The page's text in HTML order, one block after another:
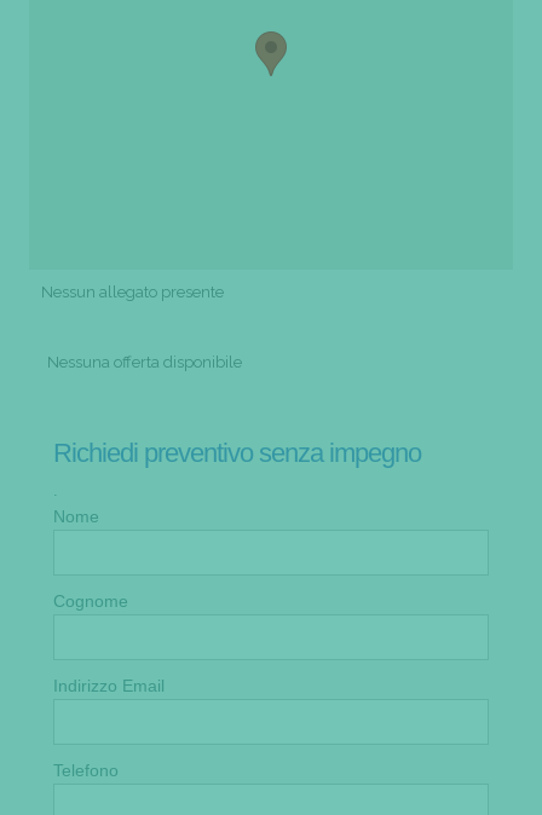
Nessun allegato presente
Nessuna offerta disponibile
Richiedi preventivo senza impegno
.
Nome
Cognome
Indirizzo Email
Telefono